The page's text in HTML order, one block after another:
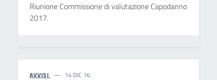
Riunione Commissione di valutazione Capodanno
2017.
AVVISI 14 DIC 16